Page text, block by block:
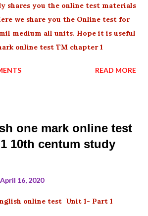
shares you the online test materials
we share you the Online test for
medium all units. Hope it is useful
online test TM chapter 1
READ MORE
one mark online test
10th centum study
April 16, 2020
online test Unit 1- Part 1